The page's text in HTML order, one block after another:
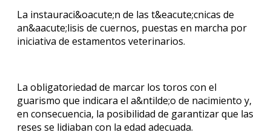
La instauraci&oacute;n de las t&eacute;cnicas de
an&aacute;lisis de cuernos, puestas en marcha por
iniciativa de estamentos veterinarios.
La obligatoriedad de marcar los toros con el
guarismo que indicara el a&ntilde;o de nacimiento y,
en consecuencia, la posibilidad de garantizar que las
reses se lidiaban con la edad adecuada.